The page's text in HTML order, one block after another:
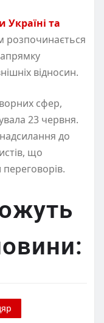
Україні та
розпочинається
відносин.
сфер,
23 червня.
до
що